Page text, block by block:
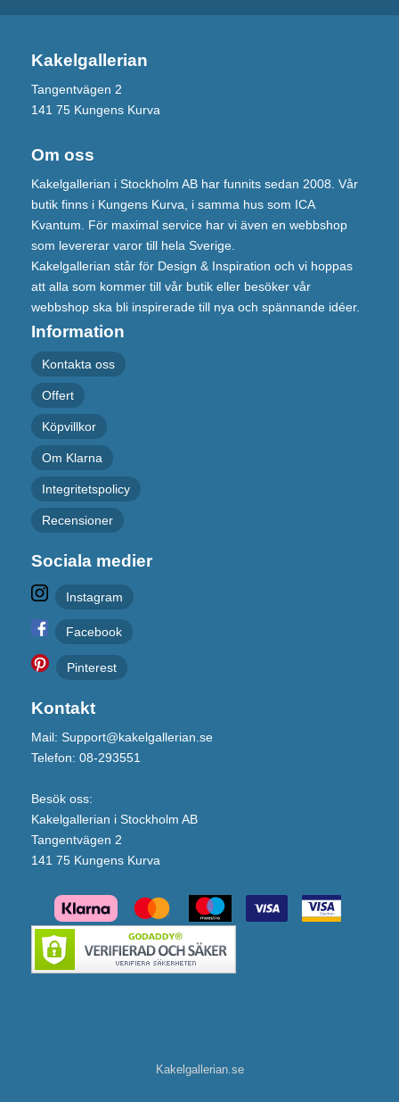
Kakelgallerian
Tangentvägen 2
141 75 Kungens Kurva
Om oss
Kakelgallerian i Stockholm AB har funnits sedan 2008. Vår
butik finns i Kungens Kurva, i samma hus som ICA
Kvantum. För maximal service har vi även en webbshop
som levererar varor till hela Sverige.
Kakelgallerian står för Design & Inspiration och vi hoppas
att alla som kommer till vår butik eller besöker vår
webbshop ska bli inspirerade till nya och spännande idéer.
Information
Kontakta oss
Offert
Köpvillkor
Om Klarna
Integritetspolicy
Recensioner
Sociala medier
Instagram
Facebook
Pinterest
Kontakt
Mail: Support@kakelgallerian.se
Telefon: 08-293551
Besök oss:
Kakelgallerian i Stockholm AB
Tangentvägen 2
141 75 Kungens Kurva
Kakelgallerian.se